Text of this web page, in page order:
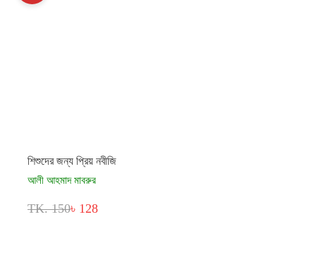
শিশুদের জন্য প্রিয় নবীজি
আলী আহমাদ মাবরুর
TK. 150৳ 128